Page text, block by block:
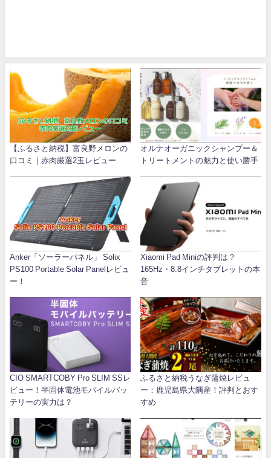
【ふるさと納税】富良野メロンの
口コミ｜赤肉厳選2玉レビュー
オルナオーガニックシャンプー＆
トリートメントの魅力と使い勝手
Anker「ソーラーパネル」 Solix
PS100 Portable Solar Panelレビュ
ー！
Xiaomi Pad Miniの評判は？
165Hz・8.8インチタブレットの本
音
CIO SMARTCOBY Pro SLIM SSレ
ビュー！半固体電池モバイルバッ
テリーの実力は？
ふるさと納税うなぎ蒲焼レビュ
ー：鹿児島県大隅産！評判とおす
すめ